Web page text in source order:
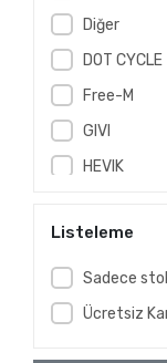
Diğer
DOT CYCLE
Free-M
GIVI
HEVIK
KNMASTER
KOVIX
kuzey
Listeleme
Sadece
Ücretsiz